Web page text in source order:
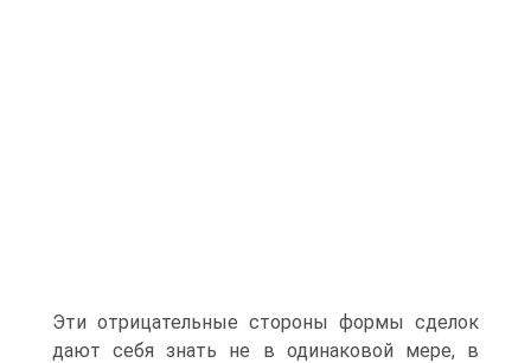
Эти отрицательные стороны формы сделок
дают себя знать не в одинаковой мере, в